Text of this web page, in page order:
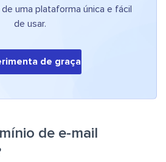
uma plataforma única e fácil
de usar.
de graça
de e-mail